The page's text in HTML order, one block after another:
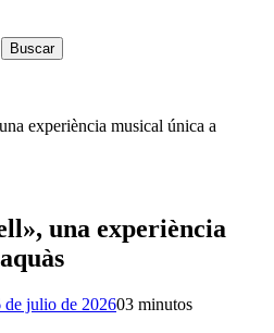
experiència musical única a
una experiència
de julio de 202603 minutos